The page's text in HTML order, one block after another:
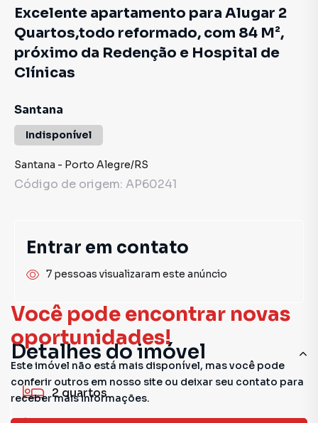
Você pode encontrar novas
oportunidades!
Este imóvel não está mais disponível, mas você pode
conferir outros em nosso site ou deixar seu contato para
receber mais informações.
Detalhes do imóvel
2quartos
Excelente apartamento para Alugar 2
Quartos,todo reformado, com 84 M²,
próximo da Redenção e Hospital de
Clínicas
Santana
Indisponível
Santana - Porto Alegre/RS
Código de origem: AP60241
Entrar em contato
7 pessoas visualizaram este anúncio